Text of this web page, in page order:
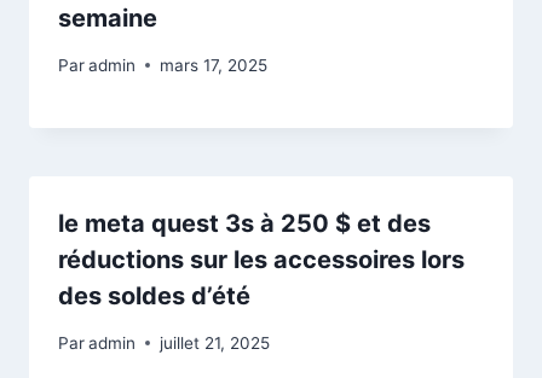
semaine
Paradmin mars 17, 2025
le meta quest 3s à 250 $ et des
réductions sur les accessoires lors
des soldes d’été
Paradmin juillet 21, 2025